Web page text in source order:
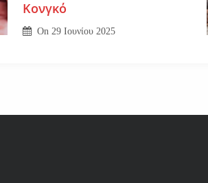
Κονγκό
On29 Ιουνίου 2025